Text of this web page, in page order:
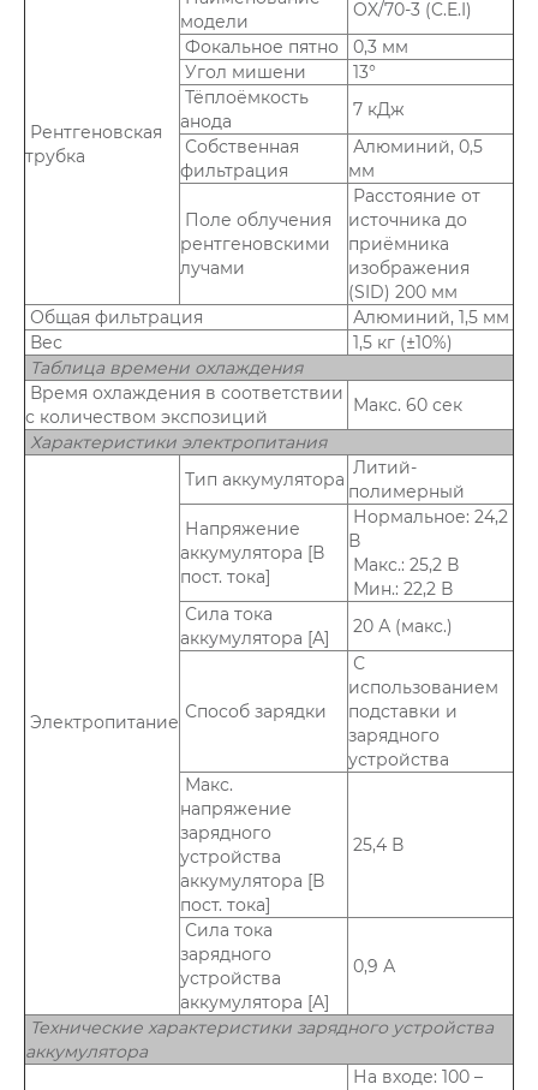
Рентгеновская
трубка
модели
OX/70-3 (C.E.I)
Фокальное пятно
0,3 мм
Угол мишени
13°
Тёплоёмкость
анода
7 кДж
Собственная
фильтрация
Алюминий, 0,5
мм
Поле облучения
рентгеновскими
лучами
Расстояние от
источника до
приёмника
изображения
(SID) 200 мм
Общая фильтрация
Алюминий, 1,5 мм
Вес
1,5 кг (±10%)
Таблица времени охлаждения
Время охлаждения в соответствии
с количеством экспозиций
Макс. 60 сек
Характеристики электропитания
Электропитание
Тип аккумулятора
Литий-
полимерный
Напряжение
аккумулятора [В
пост. тока]
Нормальное: 24,2
В
Макс.: 25,2 В
Мин.: 22,2 В
Сила тока
аккумулятора [А]
20 А (макс.)
Способ зарядки
С
использованием
подставки и
зарядного
устройства
Макс.
напряжение
зарядного
устройства
аккумулятора [В
пост. тока]
25,4 В
Сила тока
зарядного
устройства
аккумулятора [А]
0,9 А
Технические характеристики зарядного устройства
аккумулятора
На входе: 100 –